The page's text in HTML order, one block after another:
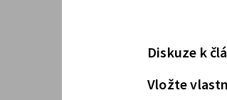
Diskuze k
Vložte